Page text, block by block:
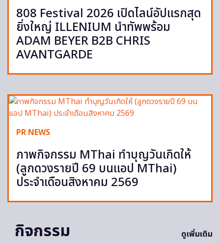
808 Festival 2026 เปิดไลน์อัปแรกสุด
ยิ่งใหญ่ ILLENIUM นำทัพพร้อม
ADAM BEYER B2B CHRIS
AVANTGARDE
PR NEWS
ภาพกิจกรรม MThai ทำบุญวันเกิดให้
(ลูกดวงรายปี 69 บนแอป MThai)
ประจำเดือนสิงหาคม 2569
กิจกรรม ดูเพิ่มเติม